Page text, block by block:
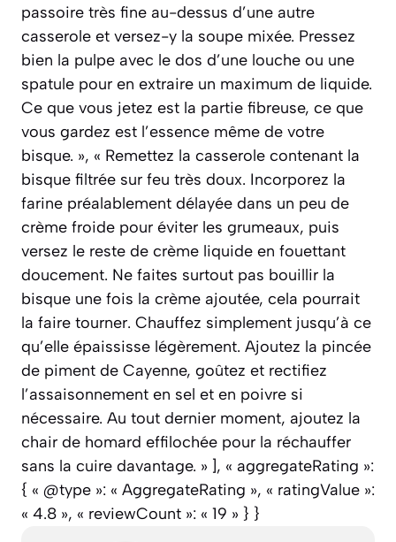
passoire très fine au-dessus d’une autre
casserole et versez-y la soupe mixée. Pressez
bien la pulpe avec le dos d’une louche ou une
spatule pour en extraire un maximum de liquide.
Ce que vous jetez est la partie fibreuse, ce que
vous gardez est l’essence même de votre
bisque. », « Remettez la casserole contenant la
bisque filtrée sur feu très doux. Incorporez la
farine préalablement délayée dans un peu de
crème froide pour éviter les grumeaux, puis
versez le reste de crème liquide en fouettant
doucement. Ne faites surtout pas bouillir la
bisque une fois la crème ajoutée, cela pourrait
la faire tourner. Chauffez simplement jusqu’à ce
qu’elle épaississe légèrement. Ajoutez la pincée
de piment de Cayenne, goûtez et rectifiez
l’assaisonnement en sel et en poivre si
nécessaire. Au tout dernier moment, ajoutez la
chair de homard effilochée pour la réchauffer
sans la cuire davantage. » ], « aggregateRating »:
{ « @type »: « AggregateRating », « ratingValue »:
« 4.8 », « reviewCount »: « 19 » } }